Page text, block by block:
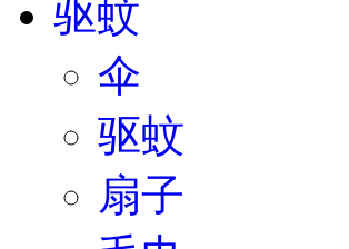
伞
驱蚊
扇子
毛巾